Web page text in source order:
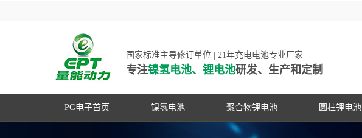
国家标准主导修订单位 | 21年充电电池专业厂家
专注镍氢电池、锂电池研发、生产和定制
PG电子首页 镍氢电池 聚合物锂电池 圆柱锂电池